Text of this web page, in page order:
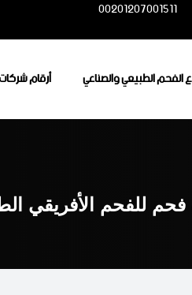
00201207001511
أرقام الفحم الطبيعي والصناعي
فحم للفحم الأفريقي